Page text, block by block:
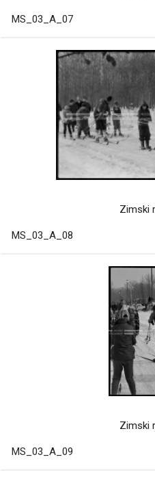
MS_03_A_07
Zimski
MS_03_A_08
Zimski
MS_03_A_09